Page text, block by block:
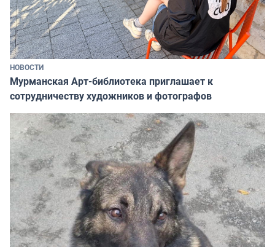
НОВОСТИ
Мурманская Арт-библиотека приглашает к
сотрудничеству художников и фотографов